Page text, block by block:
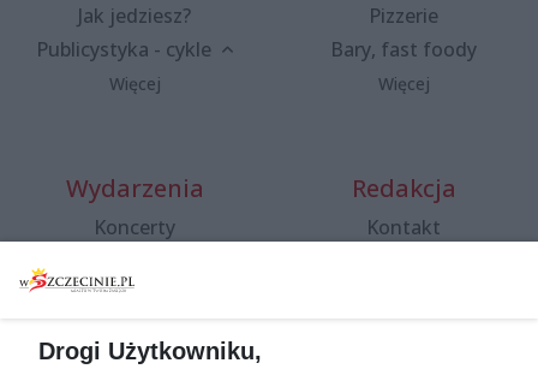
Jak jedziesz?
Publicystyka - cykle
Więcej
Pizzerie
Bary, fast foody
Więcej
Wydarzenia
Koncerty
Spacery i oprowadzania
targi
Redakcja
Kontakt
Drogi Użytkowniku,